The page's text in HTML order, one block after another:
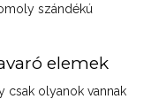
szándékú
elemek
csak olyanok vannak